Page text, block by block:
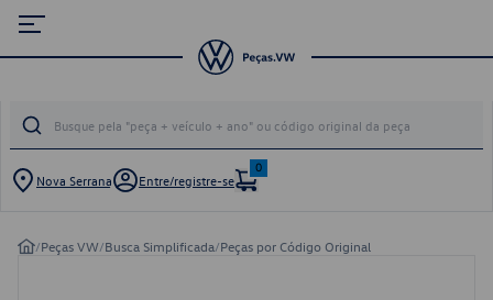
Nova Serrana Entre/registre-se
0
/Peças VW/Busca Simplificada/Peças por Código Original